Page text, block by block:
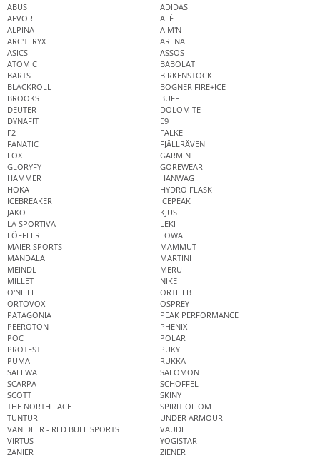
ABUS
ADIDAS
AEVOR
ALÉ
ALPINA
AIM'N
ARC'TERYX
ARENA
ASICS
ASSOS
ATOMIC
BABOLAT
BARTS
BIRKENSTOCK
BLACKROLL
BOGNER FIRE+ICE
BROOKS
BUFF
DEUTER
DOLOMITE
DYNAFIT
E9
F2
FALKE
FANATIC
FJÄLLRÄVEN
FOX
GARMIN
GLORYFY
GOREWEAR
HAMMER
HANWAG
HOKA
HYDRO FLASK
ICEBREAKER
ICEPEAK
JAKO
KJUS
LA SPORTIVA
LEKI
LÖFFLER
LOWA
MAIER SPORTS
MAMMUT
MANDALA
MARTINI
MEINDL
MERU
MILLET
NIKE
O'NEILL
ORTLIEB
ORTOVOX
OSPREY
PATAGONIA
PEAK PERFORMANCE
PEEROTON
PHENIX
POC
POLAR
PROTEST
PUKY
PUMA
RUKKA
SALEWA
SALOMON
SCARPA
SCHÖFFEL
SCOTT
SKINY
THE NORTH FACE
SPIRIT OF OM
TUNTURI
UNDER ARMOUR
VAN DEER - RED BULL SPORTS
VAUDE
VIRTUS
YOGISTAR
ZANIER
ZIENER